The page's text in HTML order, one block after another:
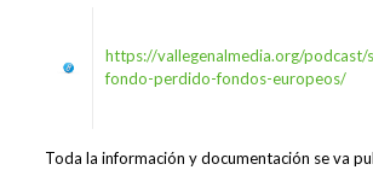
https://vallegenalmedia.org/podcast/
fondo-perdido-fondos-europeos/
Toda la información y documentación se va